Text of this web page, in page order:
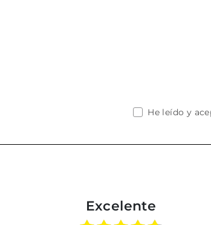
He leído y
Excelente